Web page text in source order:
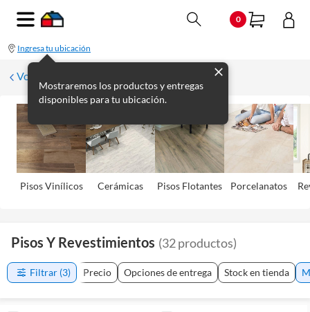
0
Ingresa tu ubicación
Mostraremos los productos y entregas
disponibles para tu ubicación.
Volver
Pisos Viní­licos Cerámicas Pisos Flotantes Porcelanatos
Pisos Y Revestimientos (32productos)
Filtrar (3) Precio Opciones de entrega Stock en tienda